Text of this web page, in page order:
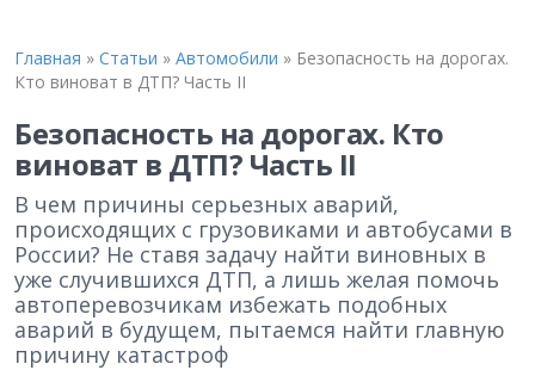
Главная » Статьи » Автомобили » Безопасность на дорогах.
Кто виноват в ДТП? Часть II
Безопасность на дорогах. Кто
виноват в ДТП? Часть II
В чем причины серьезных аварий,
происходящих с грузовиками и автобусами в
России? Не ставя задачу найти виновных в
уже случившихся ДТП, а лишь желая помочь
автоперевозчикам избежать подобных
аварий в будущем, пытаемся найти главную
причину катастроф